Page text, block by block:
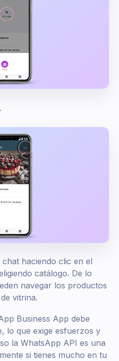
haciendo clic en el
catálogo. De lo
navegar los productos
vitrina.
Business App debe
lo que exige esfuerzos y
la WhatsApp API es una
si tienes mucho en tu